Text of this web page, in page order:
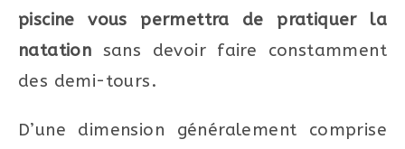
piscine vous permettra de pratiquer la
natation sans devoir faire constamment
des demi-tours.
D’une dimension généralement comprise